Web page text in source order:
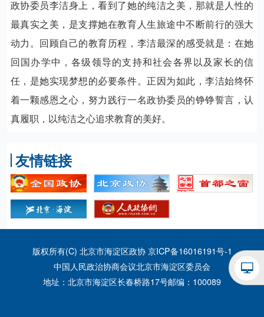
政协委员李洁身上，看到了她的纯洁之美，那就是人性的
最真实之美，是支撑她在教育人生旅途中不断前行的强大
动力。回顾自己的教育历程，李洁最深的感受就是：在她
回国办学中，各级领导的支持和社会各界以及家长的信
任，是她实现梦想的必要条件。正因为如此，李洁始终怀
着一颗感恩之心，努力践行一名政协委员的铮铮誓言，认
真履职，以纯洁之心追求教育的美好。
友情链接
版权所有(C) 北京市海淀区政协 京ICP备16016191号-1
中国人民政治协商会议北京市海淀区委员会
地址：北京市海淀区长春桥路17号邮编：100089